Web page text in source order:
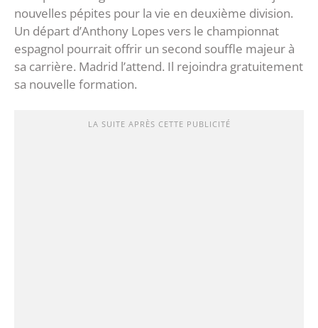
nouvelles pépites pour la vie en deuxième division.
Un départ d’Anthony Lopes vers le championnat
espagnol pourrait offrir un second souffle majeur à
sa carrière. Madrid l’attend. Il rejoindra gratuitement
sa nouvelle formation.
LA SUITE APRÈS CETTE PUBLICITÉ